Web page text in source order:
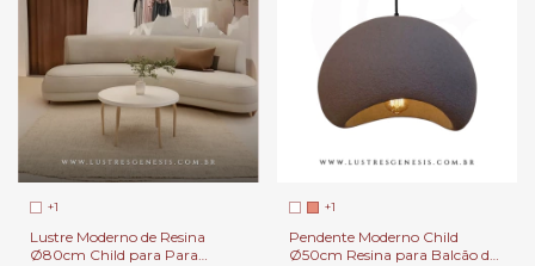
+1
Lustre Moderno de Resina
Ø80cm Child para Para
+1
Pendente Moderno Child
Ø50cm Resina para Balcão de